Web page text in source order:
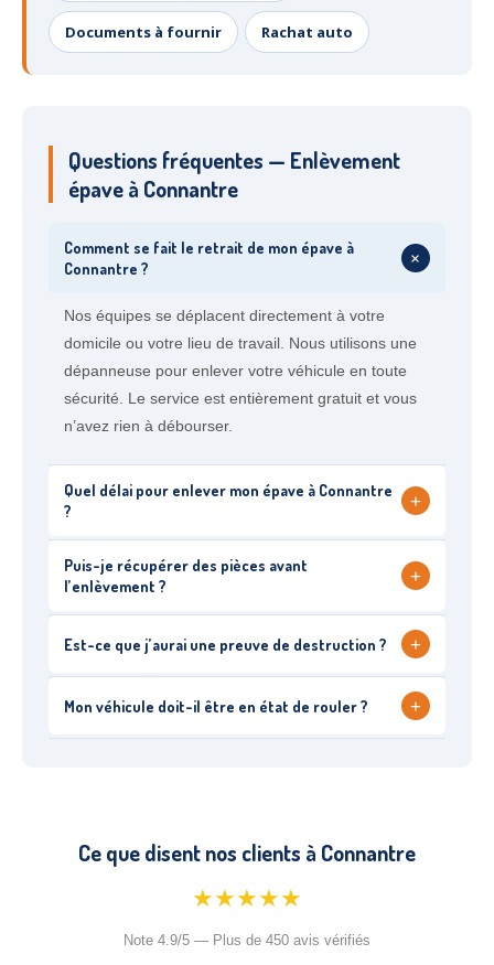
Documents à fournir Rachat auto
Questions fréquentes — Enlèvement
épave à Connantre
Comment se fait le retrait de mon épave à
Connantre ?
+
Nos équipes se déplacent directement à votre
domicile ou votre lieu de travail. Nous utilisons une
dépanneuse pour enlever votre véhicule en toute
sécurité. Le service est entièrement gratuit et vous
n’avez rien à débourser.
Quel délai pour enlever mon épave à Connantre
?
+
Puis-je récupérer des pièces avant
l’enlèvement ?
+
Est-ce que j’aurai une preuve de destruction ? +
Mon véhicule doit-il être en état de rouler ? +
Ce que disent nos clients à Connantre
★★★★★
Note 4.9/5 — Plus de 450 avis vérifiés